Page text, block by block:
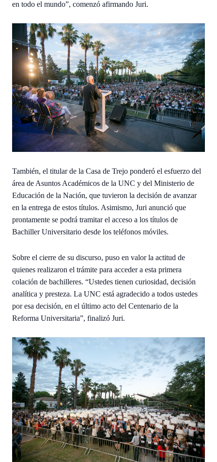
en todo el mundo”, comenzó afirmando Juri.
También, el titular de la Casa de Trejo ponderó el esfuerzo del
área de Asuntos Académicos de la UNC y del Ministerio de
Educación de la Nación, que tuvieron la decisión de avanzar
en la entrega de estos títulos. Asimismo, Juri anunció que
prontamente se podrá tramitar el acceso a los títulos de
Bachiller Universitario desde los teléfonos móviles.
Sobre el cierre de su discurso, puso en valor la actitud de
quienes realizaron el trámite para acceder a esta primera
colación de bachilleres. “Ustedes tienen curiosidad, decisión
analítica y presteza. La UNC está agradecido a todos ustedes
por esa decisión, en el último acto del Centenario de la
Reforma Universitaria”, finalizó Juri.